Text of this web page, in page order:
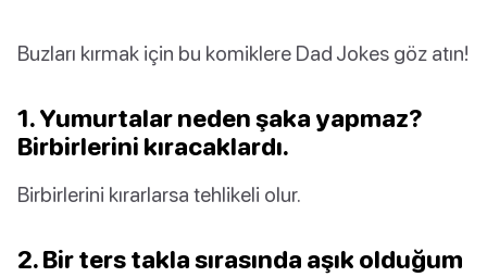
Buzları kırmak için bu komiklere Dad Jokes göz atın!
1. Yumurtalar neden şaka yapmaz?
Birbirlerini kıracaklardı.
Birbirlerini kırarlarsa tehlikeli olur.
2. Bir ters takla sırasında aşık olduğum